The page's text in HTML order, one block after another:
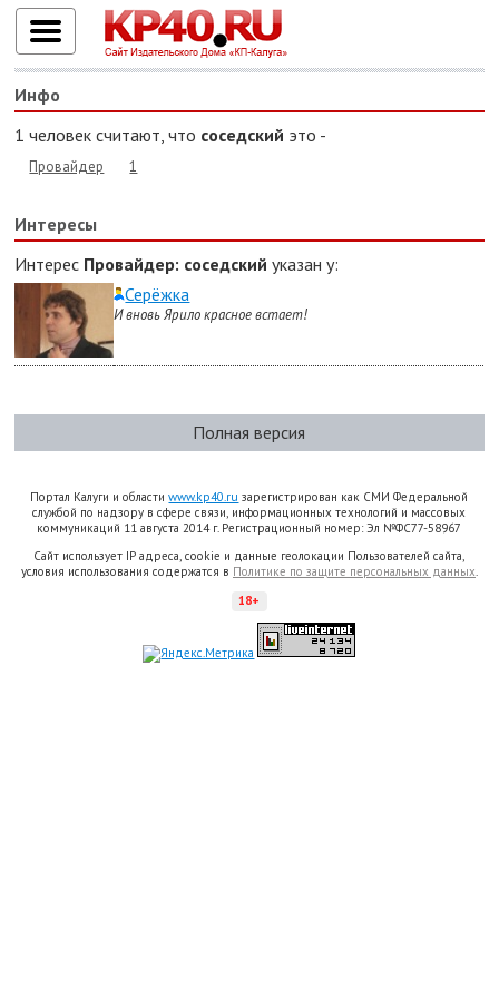
Инфо
1 человек считают, что соседский это -
Провайдер 1
Интересы
Интерес Провайдер: соседский указан у:
Серёжка
И вновь Ярило красное встает!
Полная версия
Портал Калуги и областиwww.kp40.ru зарегистрирован как СМИ Федеральной
службой по надзору в сфере связи, информационных технологий и массовых
коммуникаций 11 августа 2014 г. Регистрационный номер: Эл №ФС77-58967
Сайт использует IP адреса, cookie и данные геолокации Пользователей сайта,
условия использования содержатся в Политике по защите персональных данных.
18+